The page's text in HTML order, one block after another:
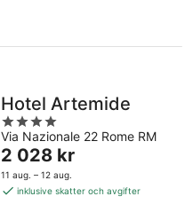
Hotel Artemide
4
out
of
5
Via Nazionale 22 Rome RM
Priset
är
2 028 kr
2 028 kr
11 aug. – 12 aug.
inklusive skatter och avgifter